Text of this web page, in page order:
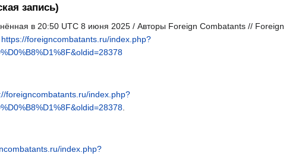
запись)
в 20:50 UTC 8 июня 2025 / Авторы Foreign Combatants // Foreign
https://foreigncombatants.ru/index.php?
foreigncombatants.ru/index.php?
index.php?